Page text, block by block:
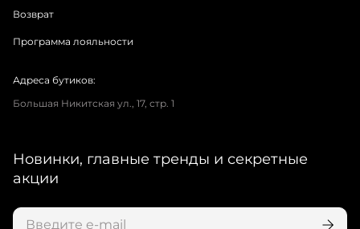
Возврат
Программа лояльности
Адреса бутиков:
Большая Никитская ул., 17, стр. 1
Новинки, главные тренды и секретные
акции